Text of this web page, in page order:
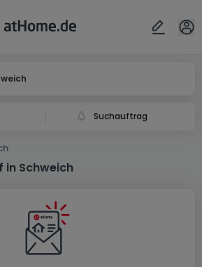
Suchauftrag
in Schweich
Ort ok